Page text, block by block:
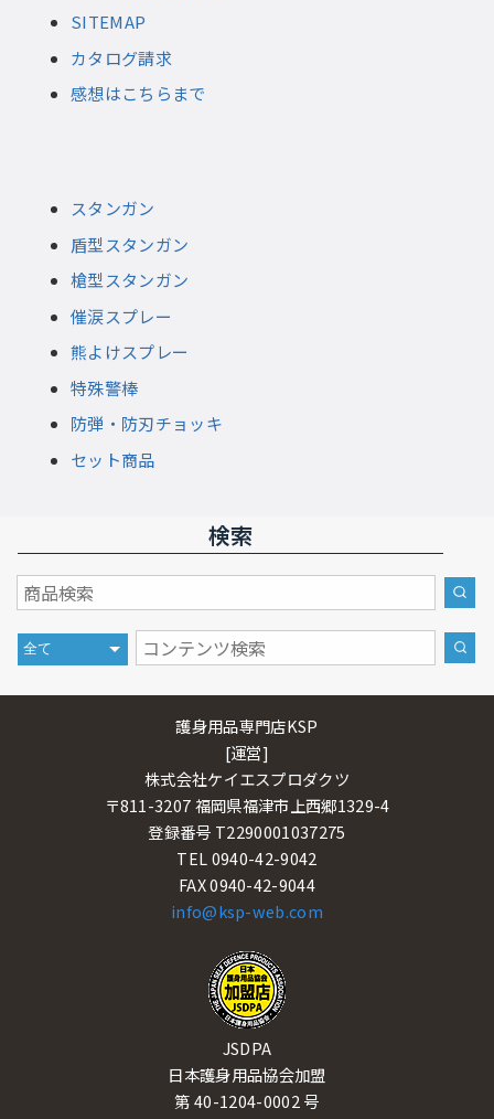
SITEMAP
カタログ請求
感想はこちらまで
スタンガン
盾型スタンガン
槍型スタンガン
催涙スプレー
熊よけスプレー
特殊警棒
防弾・防刃チョッキ
セット商品
検索
護身用品専門店KSP
[運営]
株式会社ケイエスプロダクツ
〒811-3207 福岡県福津市上西郷1329-4
登録番号 T2290001037275
TEL 0940-42-9042
FAX 0940-42-9044
info@ksp-web.com
JSDPA
日本護身用品協会加盟
第 40-1204-0002 号